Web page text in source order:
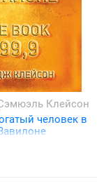
Клейсон
человек в